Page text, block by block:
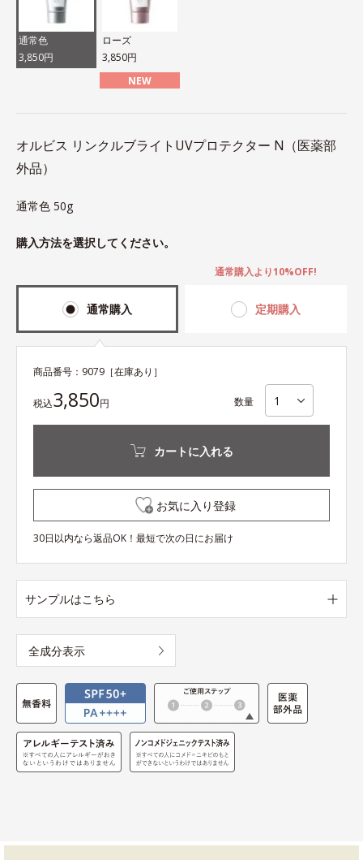
通常色
3,850円
ローズ
3,850円
NEW
オルビス リンクルブライトUVプロテクター N（医薬部
外品）
通常色 50g
購入方法を選択してください。
通常購入 定期購入
通常購入より10%OFF!
商品番号： 9079 ［在庫あり］
税込3,850円 数量
カートに入れる
お気に入り登録
30日以内なら返品OK！最短で次の日にお届け
サンプルはこちら
全成分表示